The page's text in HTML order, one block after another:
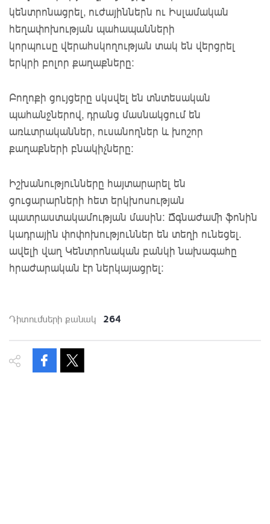
կենտրոնացրել, ուժայիններն ու Իսլամական
հեղափոխության պահապանների
կորպուսը վերահսկողության տակ են վերցրել
երկրի բոլոր քաղաքները:
Բողոքի ցույցերը սկսվել են տնտեսական
պահանջներով, դրանց մասնակցում են
առևտրականներ, ուսանողներ և խոշոր
քաղաքների բնակիչները:
Իշխանությունները հայտարարել են
ցուցարարների հետ երկխոսության
պատրաստակամության մասին։ Ճգնաժամի ֆոնին
կադրային փոփոխություններ են տեղի ունեցել.
ավելի վաղ Կենտրոնական բանկի նախագահը
հրաժարական էր ներկայացրել:
Դիտումների քանակ 264